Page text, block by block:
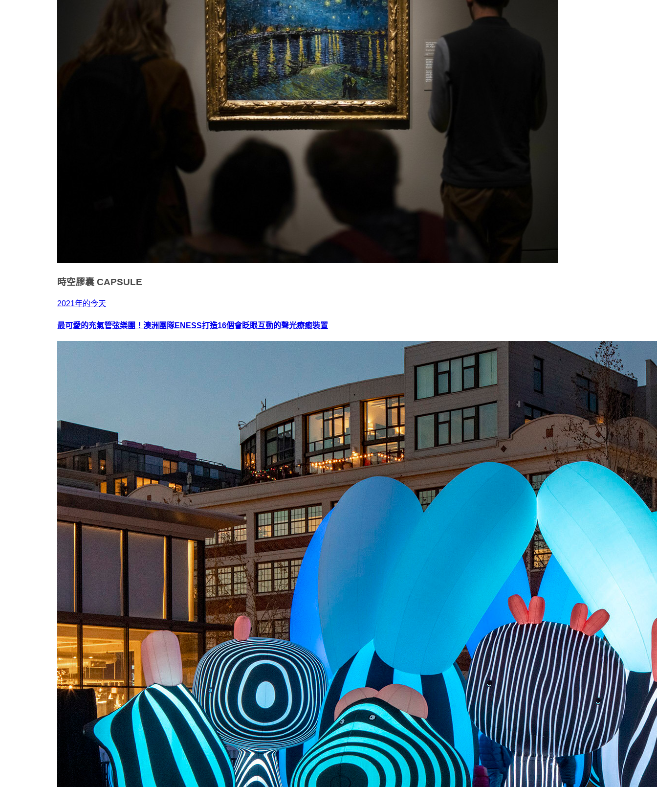
時空膠囊 CAPSULE
2021年的今天
最可愛的充氣管弦樂團！澳洲團隊ENESS打造16個會眨眼互動的聲光療癒裝置